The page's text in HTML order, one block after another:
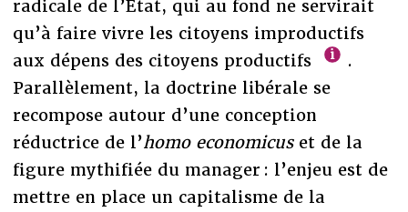
radicale de l’État, qui au fond ne servirait
qu’à faire vivre les citoyens improductifs
aux dépens des citoyens productifs
.
Parallèlement, la doctrine libérale se
recompose autour d’une conception
réductrice de l’homo economicuset de la
figure mythifiée du manager : l’enjeu est de
mettre en place un capitalisme de la